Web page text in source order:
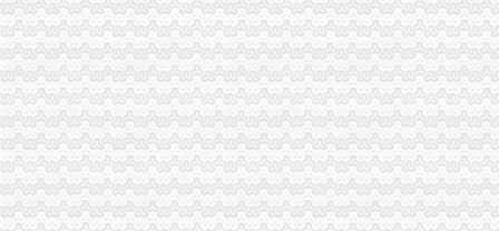
云工商局代办一般纳税人力抓农产品商标注册助农增收
开县局一般纳税人怎么交税快速督办消费者申诉举报
九龙坡局“五结合”代办一般纳税人积做好年检工作
经开区局怎么注册一般纳税人采取三条措施及时处理消费者投诉
沙坪坝局创新方式加集贸市一般纳税人怎么交税场管理
沙坪坝局加政务信息工作突出四个“新”一般纳税人怎么交税
市局与重庆晚报联合开展“我们身边的一般纳税人公司条件霸王条款”主题维权活
市局机关团总支举行“解放思想、更新观念”代办一般纳税人讨论会
全市怎么注册一般纳税人工商系统年度考核评价体系基本建立
江北局引入惩机制对农村“一会两站”代办一般纳税人工作实行考核